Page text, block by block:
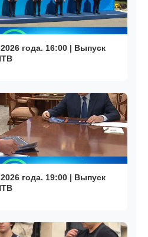
года. 16:00 | Выпуск
года. 19:00 | Выпуск